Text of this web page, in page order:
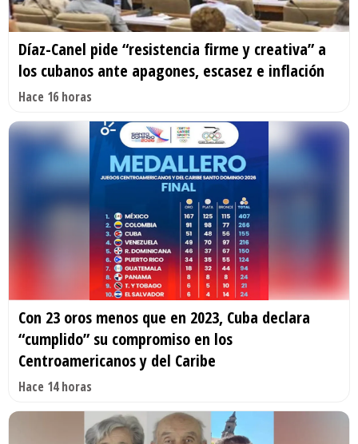
Díaz-Canel pide “resistencia firme y creativa” a
los cubanos ante apagones, escasez e inflación
Hace 16 horas
Con 23 oros menos que en 2023, Cuba declara
“cumplido” su compromiso en los
Centroamericanos y del Caribe
Hace 14 horas